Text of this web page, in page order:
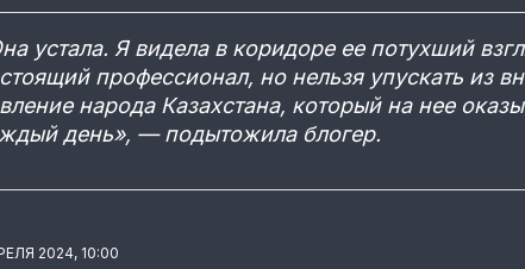
устала. Я видела в коридоре ее потухший
профессионал, но нельзя упускать из
народа Казахстана, который на нее
день», — подытожила блогер.
2024, 10:00